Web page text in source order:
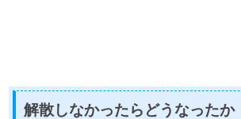
解散しなかったらどうなったか